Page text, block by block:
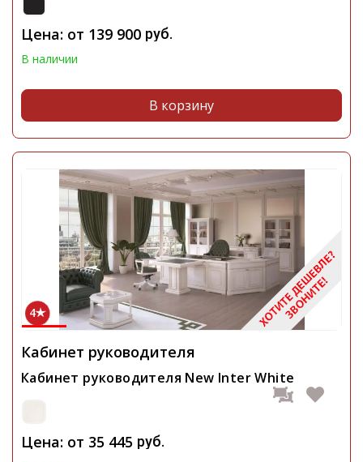
Цена: от 139 900 руб.
В наличии
В корзину
4
Кабинет руководителя
Кабинет руководителя New Inter White
Цена: от 35 445 руб.